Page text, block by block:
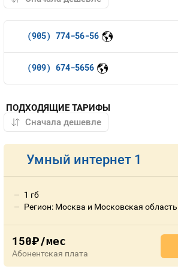
(905) 774-56-56
(909) 674-5656
ПОДХОДЯЩИЕ ТАРИФЫ
Умный интернет 1
1 гб
Регион: Москва и Московская область
150руб./мес
Абонентская плата